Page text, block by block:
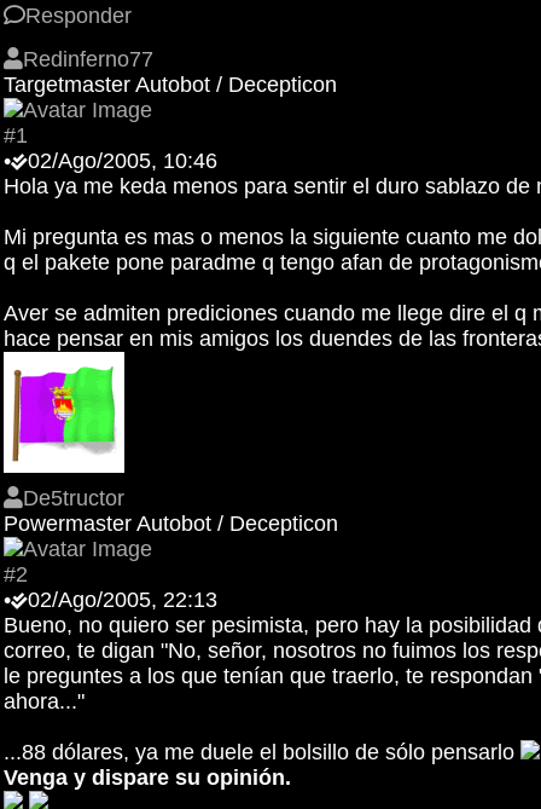
Responder
Redinferno77
Targetmaster Autobot / Decepticon
#1
•
02/Ago/2005, 10:46
Hola ya me keda menos para sentir el duro sablazo
Mi pregunta es mas o menos la siguiente cuanto me
q el pakete pone paradme q tengo afan de
Aver se admiten prediciones cuando me llege dire el
hace pensar en mis amigos los duendes de las
De5tructor
Powermaster Autobot / Decepticon
#2
•
02/Ago/2005, 22:13
Bueno, no quiero ser pesimista, pero hay la
correo, te digan "No, señor, nosotros no fuimos los
le preguntes a los que tenían que traerlo, te
ahora..."
...88 dólares, ya me duele el bolsillo de sólo pensarlo
Venga y dispare su opinión.